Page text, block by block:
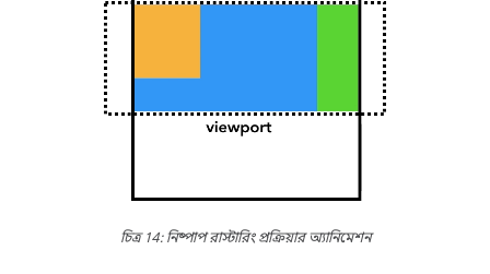
চিত্র 14: নিষ্পাপ রাস্টারিং প্রক্রিয়ার অ্যানিমেশন